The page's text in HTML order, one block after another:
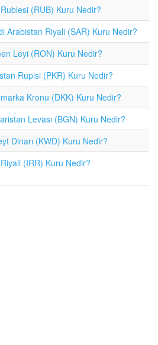
(RUB) Kuru Nedir?
Arabistan Riyali (SAR) Kuru Nedir?
Leyi (RON) Kuru Nedir?
Rupisi (PKR) Kuru Nedir?
Kronu (DKK) Kuru Nedir?
Levası (BGN) Kuru Nedir?
Dinarı (KWD) Kuru Nedir?
(IRR) Kuru Nedir?